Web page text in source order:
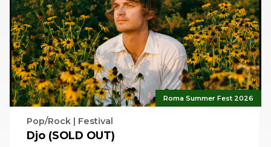
Roma Summer Fest 2026
Pop/Rock | Festival
Djo (SOLD OUT)